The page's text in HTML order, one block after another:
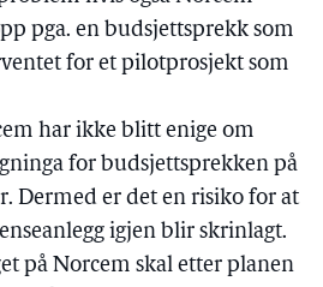
pga. en budsjettsprekk som
for et pilotprosjekt som
har ikke blitt enige om
for budsjettsprekken på
Dermed er det en risiko for at
igjen blir skrinlagt.
på Norcem skal etter planen